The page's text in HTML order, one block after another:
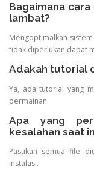
Bagaimana
lambat?
Mengoptimalkan
tidak diperlukan dapat
Adakah tutorial
Ya, ada tutorial yang
permainan.
Apa yang
kesalahan saat
Pastikan semua file
instalasi.